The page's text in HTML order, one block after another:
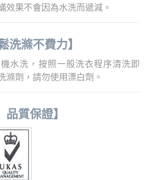
效果不會因為水洗而遞減。
洗滌不費力】
水洗，按照一般洗衣程序清洗即
滌劑，請勿使用漂白劑。
質保證】